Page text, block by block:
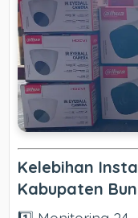
Kelebihan
Kabupaten